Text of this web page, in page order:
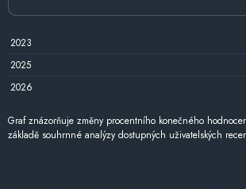
2023
2025
2026
Graf znázorňuje změny procentního konečného
základě souhrnné analýzy dostupných uživatelských